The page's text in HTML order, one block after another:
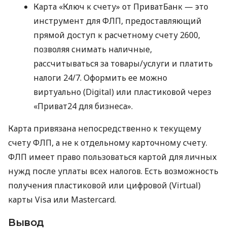
Карта «Ключ к счету» от ПриватБанк — это
инструмент для ФЛП, предоставляющий
прямой доступ к расчетному счету 2600,
позволяя снимать наличные,
рассчитываться за товары/услуги и платить
налоги 24/7. Оформить ее можно
виртуально (Digital) или пластиковой через
«Приват24 для бизнеса».
Карта привязана непосредственно к текущему
счету ФЛП, а не к отдельному карточному счету.
ФЛП имеет право пользоваться картой для личных
нужд после уплаты всех налогов. Есть возможность
получения пластиковой или цифровой (Virtual)
карты Visa или Mastercard.
Вывод